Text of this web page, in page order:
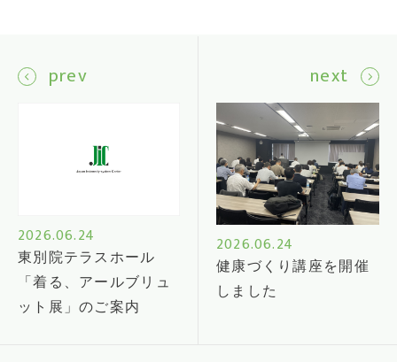
prev
2026.06.24
東別院テラスホール
「着る、アールブリュ
ット展」のご案内
next
2026.06.24
健康づくり講座を開催
しました